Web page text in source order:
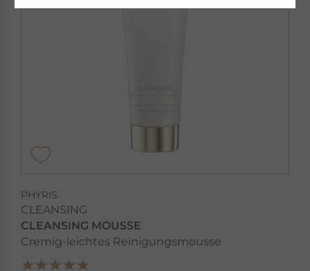
PHYRIS
CLEANSING
CLEANSING MOUSSE
Cremig-leichtes Reinigungsmousse